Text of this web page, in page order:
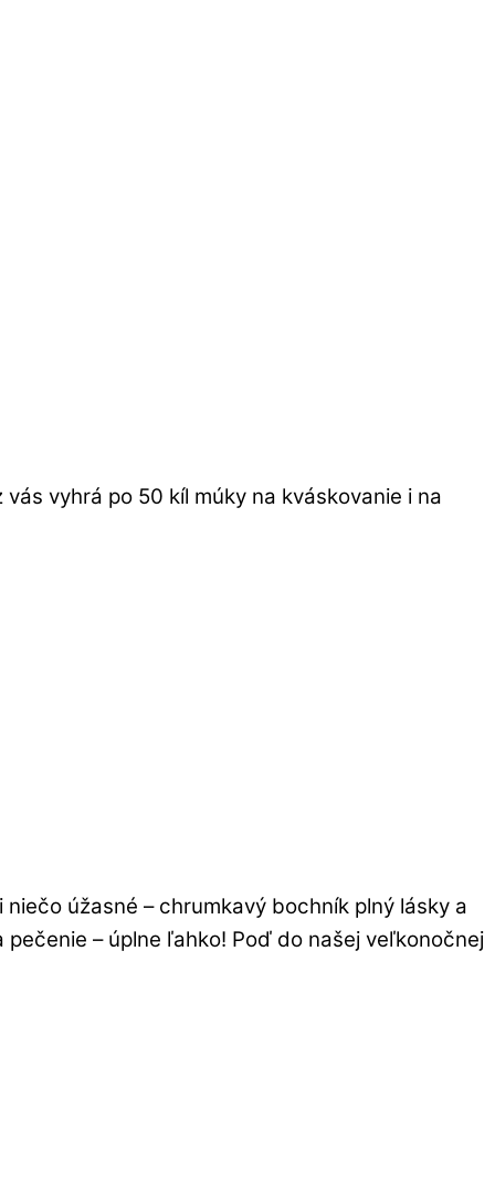
vyhrá po 50 kíl múky na kváskovanie i na
úžasné – chrumkavý bochník plný lásky a
– úplne ľahko! Poď do našej veľkonočnej